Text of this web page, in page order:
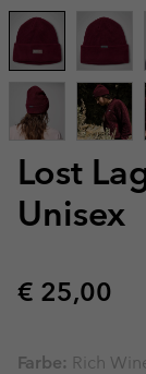
Lost
Unisex
Regular
€ 25,00
Farbe: Rich